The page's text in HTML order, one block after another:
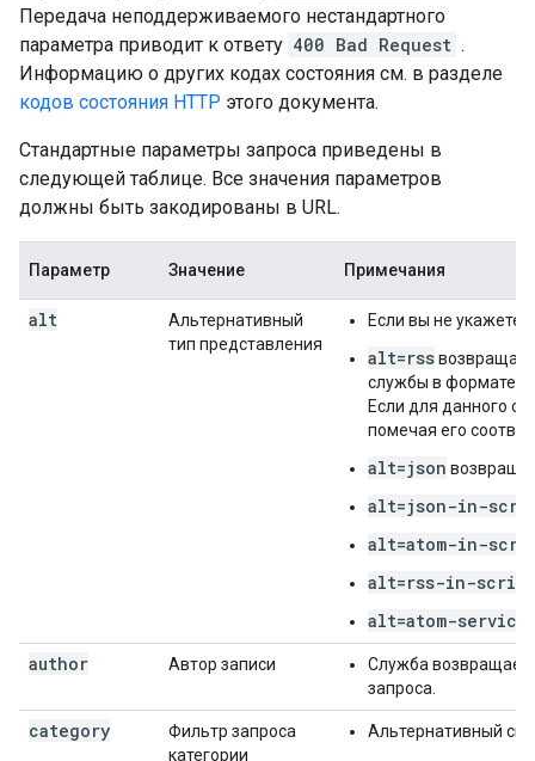
Передача неподдерживаемого нестандартного
параметра приводит к ответу 400 Bad Request .
Информацию о других кодах состояния см. в разделе
кодов состояния HTTP этого документа.
Стандартные параметры запроса приведены в
следующей таблице. Все значения параметров
должны быть закодированы в URL.
Параметр Значение Примечания
alt
Альтернативный
тип представления
Если вы не укажете
alt=rss
службы в формате
Если для данного
помечая его
alt=json
alt=json-in-
alt=atom-in-
alt=rss-in-script
alt=atom-service
author Автор записи
Служба возвращает
запроса.
category
Фильтр запроса
категории
Альтернативный